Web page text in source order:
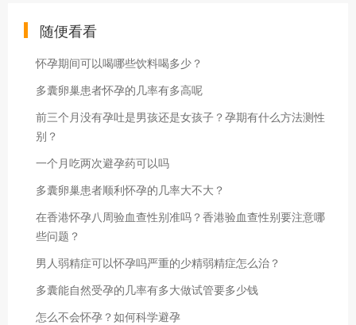
随便看看
怀孕期间可以喝哪些饮料喝多少？
多囊卵巢患者怀孕的几率有多高呢
前三个月没有孕吐是男孩还是女孩子？孕期有什么方法测性
别？
一个月吃两次避孕药可以吗
多囊卵巢患者顺利怀孕的几率大不大？
在香港怀孕八周验血查性别准吗？香港验血查性别要注意哪
些问题？
男人弱精症可以怀孕吗严重的少精弱精症怎么治？
多囊能自然受孕的几率有多大做试管要多少钱
怎么不会怀孕？如何科学避孕